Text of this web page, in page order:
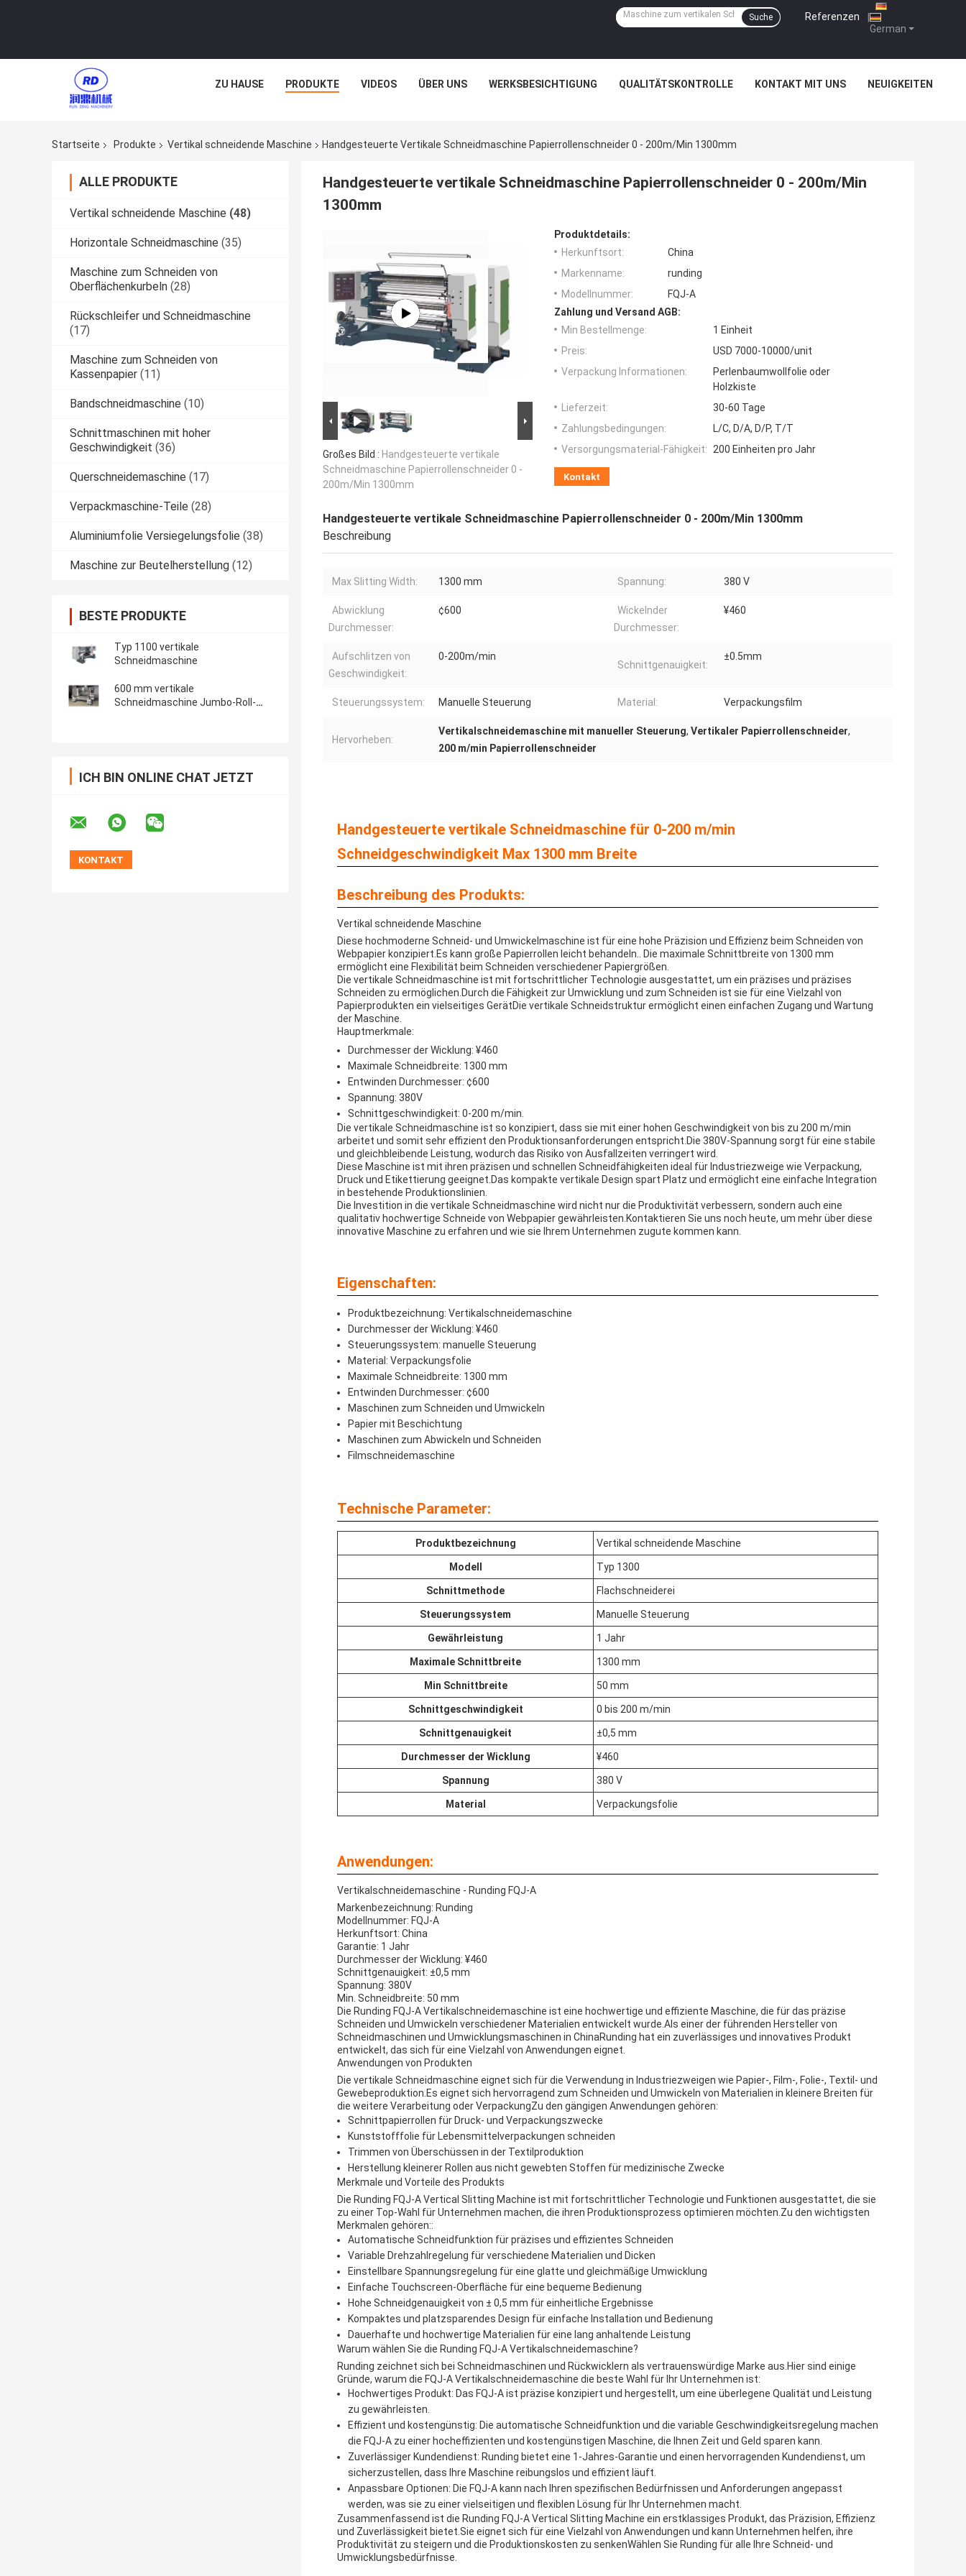
German
Referenzen |
Suche
ZU HAUSE PRODUKTE VIDEOS ÜBER UNS WERKSBESICHTIGUNG QUALITÄTSKONTROLLE KONTAKT MIT UNS NEUIGKEITEN
Startseite Produkte Vertikal schneidende Maschine Handgesteuerte Vertikale Schneidmaschine Papierrollenschneider 0 - 200m/Min 1300mm
ALLE PRODUKTE
Vertikal schneidende Maschine (48)
Horizontale Schneidmaschine (35)
Maschine zum Schneiden von
Oberflächenkurbeln (28)
Rückschleifer und Schneidmaschine
(17)
Maschine zum Schneiden von
Kassenpapier (11)
Bandschneidmaschine (10)
Schnittmaschinen mit hoher
Geschwindigkeit (36)
Querschneidemaschine (17)
Verpackmaschine-Teile (28)
Aluminiumfolie Versiegelungsfolie (38)
Maschine zur Beutelherstellung (12)
BESTE PRODUKTE
Typ 1100 vertikale
Schneidmaschine
600 mm vertikale
Schneidmaschine Jumbo-Roll-
ICH BIN ONLINE CHAT JETZT
Handgesteuerte vertikale Schneidmaschine Papierrollenschneider 0 - 200m/Min
1300mm
Großes Bild : Handgesteuerte vertikale
Schneidmaschine Papierrollenschneider 0 -
200m/Min 1300mm
Produktdetails:
Herkunftsort:
China
Markenname:
runding
Modellnummer:
FQJ-A
Zahlung und Versand AGB:
Min Bestellmenge:
1 Einheit
Preis:
USD 7000-10000/unit
Verpackung Informationen:
Perlenbaumwollfolie oder
Holzkiste
Lieferzeit:
30-60 Tage
Zahlungsbedingungen:
L/C, D/A, D/P, T/T
Versorgungsmaterial-Fähigkeit: 200 Einheiten pro Jahr
Kontakt
Handgesteuerte vertikale Schneidmaschine Papierrollenschneider 0 - 200m/Min 1300mm
Beschreibung
Max Slitting Width: 1300 mm Spannung: 380 V
Abwicklung
Durchmesser:
¢600
Wickelnder
Durchmesser:
¥460
Aufschlitzen von
Geschwindigkeit:
0-200m/min
Schnittgenauigkeit:
±0.5mm
Steuerungssystem: Manuelle Steuerung Material: Verpackungsfilm
Hervorheben:
Vertikalschneidemaschine mit manueller Steuerung, Vertikaler Papierrollenschneider,
200 m/min Papierrollenschneider
Handgesteuerte vertikale Schneidmaschine für 0-200 m/min
Schneidgeschwindigkeit Max 1300 mm Breite
Beschreibung des Produkts:
Vertikal schneidende Maschine
Diese hochmoderne Schneid- und Umwickelmaschine ist für eine hohe Präzision und Effizienz beim Schneiden von
Webpapier konzipiert.Es kann große Papierrollen leicht behandeln.. Die maximale Schnittbreite von 1300 mm
ermöglicht eine Flexibilität beim Schneiden verschiedener Papiergrößen.
Die vertikale Schneidmaschine ist mit fortschrittlicher Technologie ausgestattet, um ein präzises und präzises
Schneiden zu ermöglichen.Durch die Fähigkeit zur Umwicklung und zum Schneiden ist sie für eine Vielzahl von
Papierprodukten ein vielseitiges GerätDie vertikale Schneidstruktur ermöglicht einen einfachen Zugang und Wartung
der Maschine.
Hauptmerkmale:
Durchmesser der Wicklung: ¥460
Maximale Schneidbreite: 1300 mm
Entwinden Durchmesser: ¢600
Spannung: 380V
Schnittgeschwindigkeit: 0-200 m/min.
Die vertikale Schneidmaschine ist so konzipiert, dass sie mit einer hohen Geschwindigkeit von bis zu 200 m/min
arbeitet und somit sehr effizient den Produktionsanforderungen entspricht.Die 380V-Spannung sorgt für eine stabile
und gleichbleibende Leistung, wodurch das Risiko von Ausfallzeiten verringert wird.
Diese Maschine ist mit ihren präzisen und schnellen Schneidfähigkeiten ideal für Industriezweige wie Verpackung,
Druck und Etikettierung geeignet.Das kompakte vertikale Design spart Platz und ermöglicht eine einfache Integration
in bestehende Produktionslinien.
Die Investition in die vertikale Schneidmaschine wird nicht nur die Produktivität verbessern, sondern auch eine
qualitativ hochwertige Schneide von Webpapier gewährleisten.Kontaktieren Sie uns noch heute, um mehr über diese
innovative Maschine zu erfahren und wie sie Ihrem Unternehmen zugute kommen kann.
Eigenschaften:
Produktbezeichnung: Vertikalschneidemaschine
Durchmesser der Wicklung: ¥460
Steuerungssystem: manuelle Steuerung
Material: Verpackungsfolie
Maximale Schneidbreite: 1300 mm
Entwinden Durchmesser: ¢600
Maschinen zum Schneiden und Umwickeln
Papier mit Beschichtung
Maschinen zum Abwickeln und Schneiden
Filmschneidemaschine
Technische Parameter:
Produktbezeichnung Vertikal schneidende Maschine
Modell Typ 1300
Schnittmethode Flachschneiderei
Steuerungssystem Manuelle Steuerung
Gewährleistung 1 Jahr
Maximale Schnittbreite 1300 mm
Min Schnittbreite 50 mm
Schnittgeschwindigkeit 0 bis 200 m/min
Schnittgenauigkeit ±0,5 mm
Durchmesser der Wicklung ¥460
Spannung 380 V
Material Verpackungsfolie
Anwendungen:
Vertikalschneidemaschine - Runding FQJ-A
Markenbezeichnung: Runding
Modellnummer: FQJ-A
Herkunftsort: China
Garantie: 1 Jahr
Durchmesser der Wicklung: ¥460
Schnittgenauigkeit: ±0,5 mm
Spannung: 380V
Min. Schneidbreite: 50 mm
Die Runding FQJ-A Vertikalschneidemaschine ist eine hochwertige und effiziente Maschine, die für das präzise
Schneiden und Umwickeln verschiedener Materialien entwickelt wurde.Als einer der führenden Hersteller von
Schneidmaschinen und Umwicklungsmaschinen in ChinaRunding hat ein zuverlässiges und innovatives Produkt
entwickelt, das sich für eine Vielzahl von Anwendungen eignet.
Anwendungen von Produkten
Die vertikale Schneidmaschine eignet sich für die Verwendung in Industriezweigen wie Papier-, Film-, Folie-, Textil- und
Gewebeproduktion.Es eignet sich hervorragend zum Schneiden und Umwickeln von Materialien in kleinere Breiten für
die weitere Verarbeitung oder VerpackungZu den gängigen Anwendungen gehören:
Schnittpapierrollen für Druck- und Verpackungszwecke
Kunststofffolie für Lebensmittelverpackungen schneiden
Trimmen von Überschüssen in der Textilproduktion
Herstellung kleinerer Rollen aus nicht gewebten Stoffen für medizinische Zwecke
Merkmale und Vorteile des Produkts
Die Runding FQJ-A Vertical Slitting Machine ist mit fortschrittlicher Technologie und Funktionen ausgestattet, die sie
zu einer Top-Wahl für Unternehmen machen, die ihren Produktionsprozess optimieren möchten.Zu den wichtigsten
Merkmalen gehören::
Automatische Schneidfunktion für präzises und effizientes Schneiden
Variable Drehzahlregelung für verschiedene Materialien und Dicken
Einstellbare Spannungsregelung für eine glatte und gleichmäßige Umwicklung
Einfache Touchscreen-Oberfläche für eine bequeme Bedienung
Hohe Schneidgenauigkeit von ± 0,5 mm für einheitliche Ergebnisse
Kompaktes und platzsparendes Design für einfache Installation und Bedienung
Dauerhafte und hochwertige Materialien für eine lang anhaltende Leistung
Warum wählen Sie die Runding FQJ-A Vertikalschneidemaschine?
Runding zeichnet sich bei Schneidmaschinen und Rückwicklern als vertrauenswürdige Marke aus.Hier sind einige
Gründe, warum die FQJ-A Vertikalschneidemaschine die beste Wahl für Ihr Unternehmen ist:
Hochwertiges Produkt: Das FQJ-A ist präzise konzipiert und hergestellt, um eine überlegene Qualität und Leistung
zu gewährleisten.
Effizient und kostengünstig: Die automatische Schneidfunktion und die variable Geschwindigkeitsregelung machen
die FQJ-A zu einer hocheffizienten und kostengünstigen Maschine, die Ihnen Zeit und Geld sparen kann.
Zuverlässiger Kundendienst: Runding bietet eine 1-Jahres-Garantie und einen hervorragenden Kundendienst, um
sicherzustellen, dass Ihre Maschine reibungslos und effizient läuft.
Anpassbare Optionen: Die FQJ-A kann nach Ihren spezifischen Bedürfnissen und Anforderungen angepasst
werden, was sie zu einer vielseitigen und flexiblen Lösung für Ihr Unternehmen macht.
Zusammenfassend ist die Runding FQJ-A Vertical Slitting Machine ein erstklassiges Produkt, das Präzision, Effizienz
und Zuverlässigkeit bietet.Sie eignet sich für eine Vielzahl von Anwendungen und kann Unternehmen helfen, ihre
Produktivität zu steigern und die Produktionskosten zu senkenWählen Sie Runding für alle Ihre Schneid- und
Umwicklungsbedürfnisse.